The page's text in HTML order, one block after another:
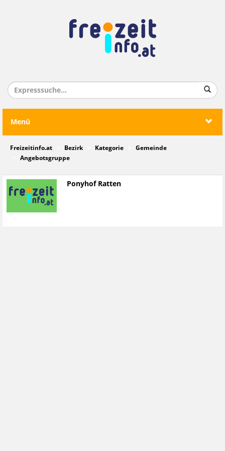
Menü
Freizeitinfo.at Bezirk Kategorie
Gemeinde
Angebotsgruppe
Ponyhof Ratten